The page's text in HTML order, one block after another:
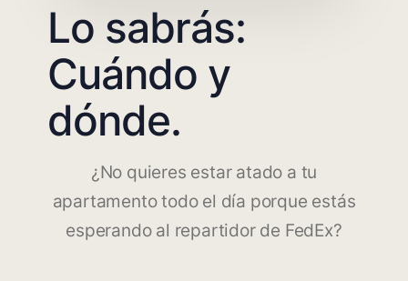
Lo sabrás:
Cuándo y
dónde.
¿No quieres estar atado a tu
apartamento todo el día porque estás
esperando al repartidor de FedEx?